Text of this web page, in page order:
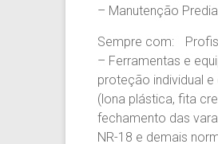
– Manutenção
Sempre com:
– Ferramentas e
proteção individual
(lona plástica, fita
fechamento das
NR-18 e demais